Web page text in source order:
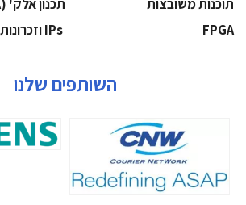
‫תוכנות משובצות‬
‫תכנון אלק' (‪(EDA‬‬
‫‪FPGA‬‬
השותפים שלנו